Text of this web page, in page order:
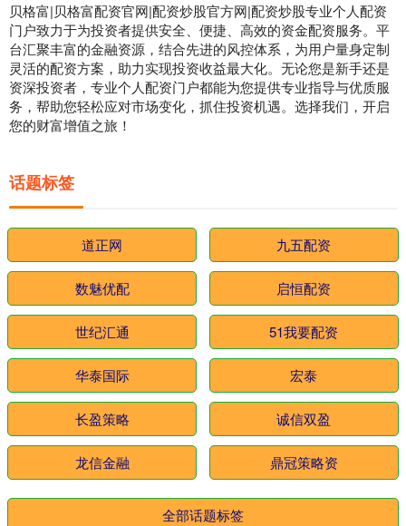
贝格富|贝格富配资官网|配资炒股官方网|配资炒股专业个人配资
门户致力于为投资者提供安全、便捷、高效的资金配资服务。平
台汇聚丰富的金融资源，结合先进的风控体系，为用户量身定制
灵活的配资方案，助力实现投资收益最大化。无论您是新手还是
资深投资者，专业个人配资门户都能为您提供专业指导与优质服
务，帮助您轻松应对市场变化，抓住投资机遇。选择我们，开启
您的财富增值之旅！
话题标签
道正网 九五配资
数魅优配 启恒配资
世纪汇通 51我要配资
华泰国际 宏泰
长盈策略 诚信双盈
龙信金融 鼎冠策略资
全部话题标签